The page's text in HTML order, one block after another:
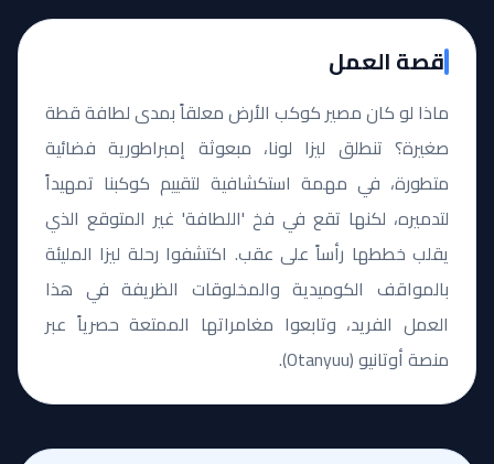
قصة العمل
ماذا لو كان مصير كوكب الأرض معلقاً بمدى لطافة قطة
صغيرة؟ تنطلق ليزا لونا، مبعوثة إمبراطورية فضائية
متطورة، في مهمة استكشافية لتقييم كوكبنا تمهيداً
لتدميره، لكنها تقع في فخ 'اللطافة' غير المتوقع الذي
يقلب خططها رأساً على عقب. اكتشفوا رحلة ليزا المليئة
بالمواقف الكوميدية والمخلوقات الظريفة في هذا
العمل الفريد، وتابعوا مغامراتها الممتعة حصرياً عبر
منصة أوتانيو (Otanyuu).